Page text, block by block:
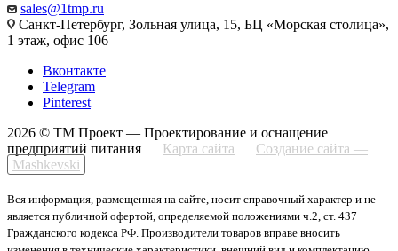
sales@1tmp.ru
Санкт-Петербург, Зольная улица, 15, БЦ «Морская столица»,
1 этаж, офис 106
Вконтакте
Telegram
Pinterest
2026 © ТМ Проект — Проектирование и оснащение
предприятий питания
Карта сайта
Создание сайта —
Mashkevski
Вся информация, размещенная на сайте, носит справочный характер и не
является публичной офертой, определяемой положениями ч.2, ст. 437
Гражданского кодекса РФ. Производители товаров вправе вносить